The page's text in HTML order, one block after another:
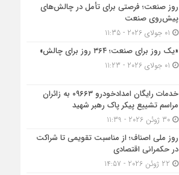
روز صنعت؛ فرصتی برای تأمل در چالش‌های
پیش‌روی صنعت
«یک روز برای صنعت؛ ۳۶۴ روز برای چالش»
خدمات رایگان امدادخودرو ۰۹۶۶۳ به زائران
مراسم تشییع پیکر پاک رهبر شهید
30 ژوئن 2026 - 11:39
روز ملی اصناف؛ از مناسبت تقویمی تا شراکت
در حکمرانی اقتصادی